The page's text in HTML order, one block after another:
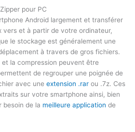
pour PC
Android largement et transférer
vers et à partir de votre ordinateur,
le stockage est généralement une
à travers de gros fichiers.
et la compression peuvent être
de regrouper une poignée de
avec une extension .rar ou .7z. Ces
sur votre smartphone ainsi, bien
besoin de la meilleure application de